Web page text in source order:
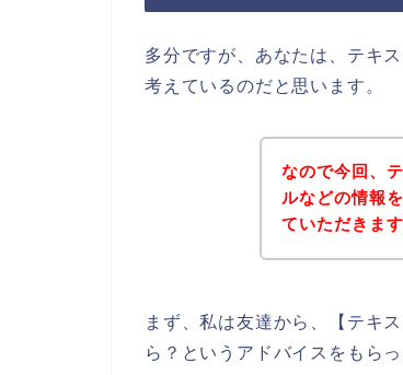
多分ですが、あなたは、テキ
考えているのだと思います。
なので今回、
ルなどの情報
ていただきます
まず、私は友達から、【テキ
ら？というアドバイスをもら